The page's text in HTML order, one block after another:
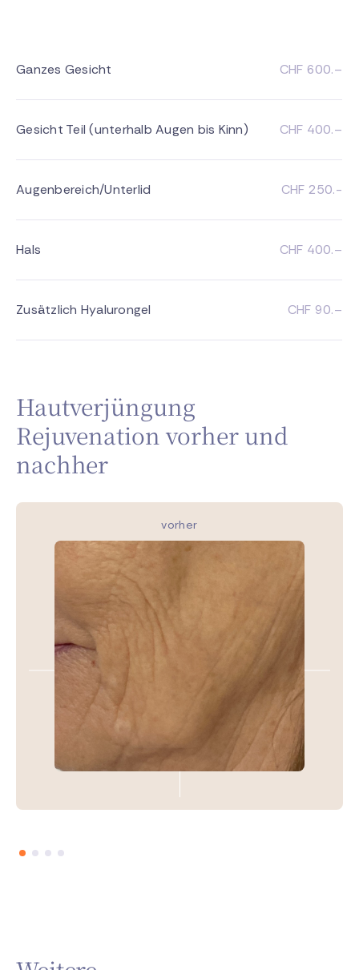
Ganzes Gesicht CHF 600.–
Gesicht Teil (unterhalb Augen bis Kinn) CHF 400.–
Augenbereich/Unterlid CHF 250.-
Hals CHF 400.–
Zusätzlich Hyalurongel CHF 90.–
Hautverjüngung
Rejuvenation vorher und
nachher
vorher